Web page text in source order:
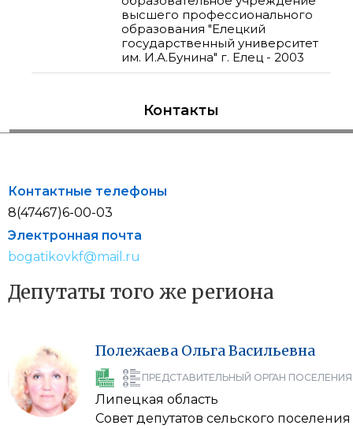
высшего профессионального
образования "Елецкий
государственный университет
им. И.А.Бунина" г. Елец - 2003
Контакты
Контактные телефоны
8(47467)6-00-03
Электронная почта
bogatikovkf@mail.ru
Депутаты того же региона
Полежаева ОльгаВасильевна
ПРЕДСТАВИТЕЛЬНЫЙ ОРГАН ПОСЕЛЕНИЯ
Липецкая область
Совет депутатов сельского поселения